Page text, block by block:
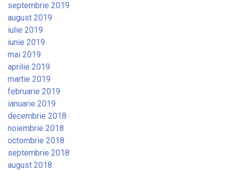
septembrie 2019
august 2019
iulie 2019
iunie 2019
mai 2019
aprilie 2019
martie 2019
februarie 2019
ianuarie 2019
decembrie 2018
noiembrie 2018
octombrie 2018
septembrie 2018
august 2018